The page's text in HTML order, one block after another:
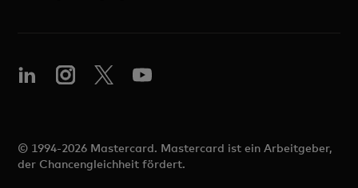
© 1994-2026 Mastercard. Mastercard ist ein Arbeitgeber,
der Chancengleichheit fördert.